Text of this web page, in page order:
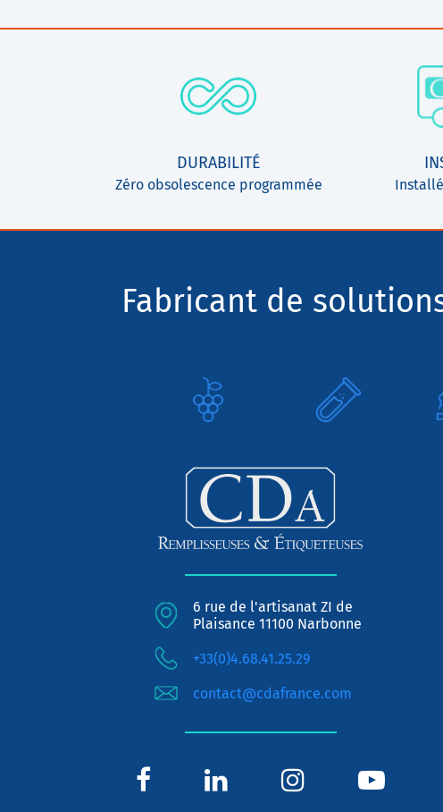
DURABILITÉ
Zéro obsolescence programmée
Fabricant de
6 rue de l'artisanat ZI de
Plaisance 11100 Narbonne
+33(0)4.68.41.25.29
contact@cdafrance.com